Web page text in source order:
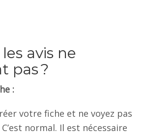
avis ne
pas ?
:
votre fiche et ne voyez pas
normal. Il est nécessaire